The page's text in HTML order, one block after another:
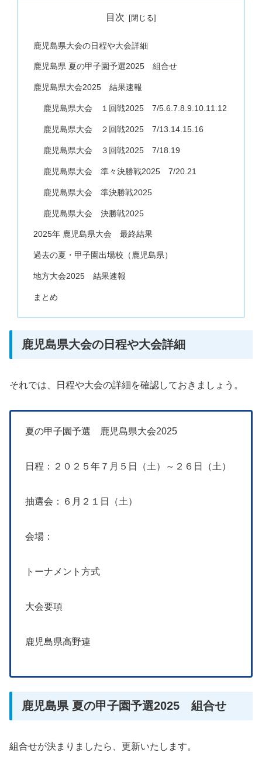
目次
鹿児島県大会の日程や大会詳細
鹿児島県 夏の甲子園予選2025 組合せ
鹿児島県大会2025 結果速報
鹿児島県大会 １回戦2025 7/5.6.7.8.9.10.11.12
鹿児島県大会 ２回戦2025 7/13.14.15.16
鹿児島県大会 ３回戦2025 7/18.19
鹿児島県大会 準々決勝戦2025 7/20.21
鹿児島県大会 準決勝戦2025
鹿児島県大会 決勝戦2025
2025年 鹿児島県大会 最終結果
過去の夏・甲子園出場校（鹿児島県）
地方大会2025 結果速報
まとめ
鹿児島県大会の日程や大会詳細
それでは、日程や大会の詳細を確認しておきましょう。
夏の甲子園予選 鹿児島県大会2025
日程：２０２５年７月５日（土）～２６日（土）
抽選会：６月２１日（土）
会場：
トーナメント方式
大会要項
鹿児島県高野連
鹿児島県 夏の甲子園予選2025 組合せ
組合せが決まりましたら、更新いたします。